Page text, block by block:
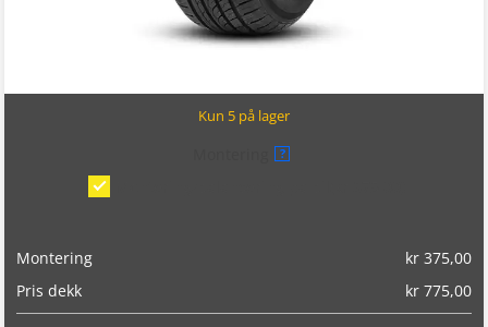
Kun 5 på lager
?
Montering kr375,00
Pris dekk
kr775,00